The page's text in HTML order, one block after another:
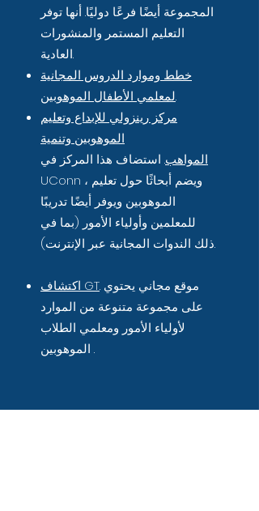
المجموعة أيضًا فرعًا دوليًا. أنها توفر
التعليم المستمر والمنشورات
العادية.
خطط وموارد الدروس المجانية
لمعلمي الأطفال الموهوبين.
مركز رينزولي للإبداع وتعليم
الموهوبين وتنمية
المواهب. استضاف هذا المركز في
UConn ، ويضم أبحاثًا حول تعليم
الموهوبين ويوفر أيضًا تدريبًا
للمعلمين وأولياء الأمور (بما في
ذلك الندوات المجانية عبر الإنترنت).
اكتشاف GT. موقع مجاني يحتوي
على مجموعة متنوعة من الموارد
لأولياء الأمور ومعلمي الطلاب
الموهوبين .